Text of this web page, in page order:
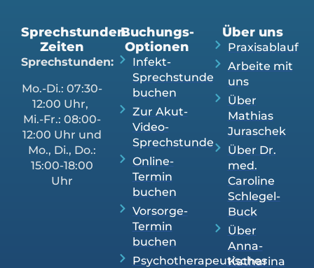
Buchungs-
Optionen
Infekt-
Sprechstunde
buchen
Zur Akut-
Video-
Sprechstunde
Online-
Termin
buchen
Vorsorge-
Termin
buchen
Psychotherapeutisches
Über uns
Praxisablauf
Arbeite mit
uns
Über
Mathias
Juraschek
Über Dr.
med.
Caroline
Schlegel-
Buck
Über
Anna-
Katharina
Sprechstunden
Zeiten
Sprechstunden:
Mo.-Di.: 07:30-
12:00 Uhr,
Mi.-Fr.: 08:00-
12:00 Uhr und
Mo., Di., Do.:
15:00-18:00
Uhr